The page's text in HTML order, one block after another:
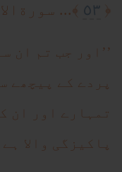
﴿ ٥٣ ﴾...
’’اور جب تم ان
پردے کے پیچھے
تمہارے اور ان
پاکیزگی والا